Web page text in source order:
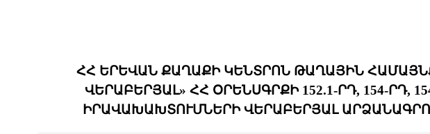
ՀՀ ԵՐԵՎԱՆ ՔԱՂԱՔԻ ԿԵՆՏՐՈՆ ԹԱՂԱՅԻՆ
ՎԵՐԱԲԵՐՅԱԼ» ՀՀ ՕՐԵՆՍԳՐՔԻ 152.1-ՐԴ, 154-
ԻՐԱՎԱԽԱԽՏՈՒՄՆԵՐԻ ՎԵՐԱԲԵՐՅԱԼ